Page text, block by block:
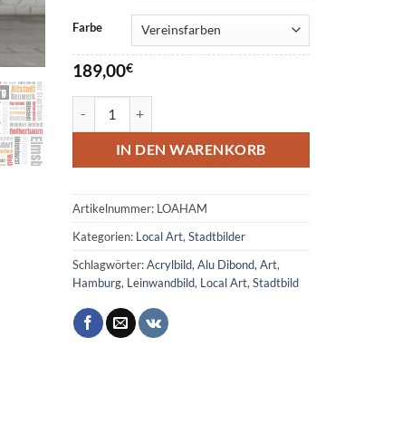
Farbe
189,00€
IN DEN WARENKORB
Artikelnummer: LOAHAM
Kategorien: Local Art, Stadtbilder
Schlagwörter:Acrylbild, Alu Dibond, Art,
Hamburg, Leinwandbild, Local Art, Stadtbild